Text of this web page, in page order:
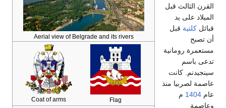
Aerial view of Belgrade and its rivers
Flag
Coat of arms
القرن الثالث قبل
الميلاد على يد
قبائل كلتية قبل
أن تصبح
مستعمرة رومانية
تدعى باسم
سينجيدنم. كانت
عاصمة لصربيا منذ
عام 1404 م
وعاصمة